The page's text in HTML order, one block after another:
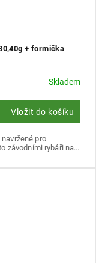
+ formička
Skladem
Vložit do košíku
pro
závodními rybáři na...